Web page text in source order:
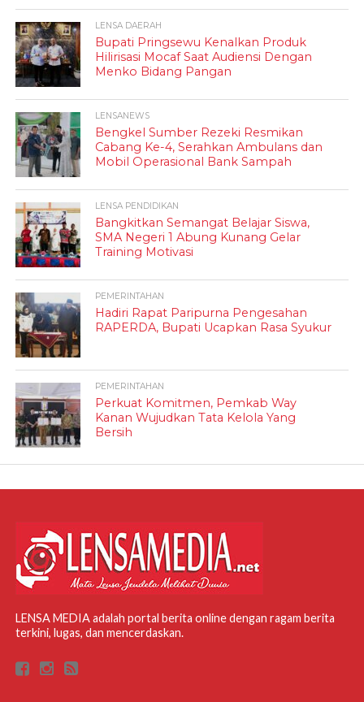
LENSA DAERAH
Bupati Pringsewu Kenalkan Produk
Hilirisasi Mocaf Saat Audiensi Dengan
Menko Bidang Pangan
LENSANEWS
Bengkel Sumber Rezeki Resmikan
Cabang Ke-4, Serahkan Ambulans dan
Mobil Operasional Bank Sampah
LENSA PENDIDIKAN
Bangkitkan Semangat Belajar Siswa,
SMA Negeri 1 Abung Kunang Gelar
Training Motivasi
PEMERINTAHAN
Hadiri Rapat Paripurna Pengesahan
RAPERDA, Bupati Ucapkan Rasa Syukur
PEMERINTAHAN
Perkuat Komitmen, Pemkab Way
Kanan Wujudkan Tata Kelola Yang
Bersih
LENSA MEDIA adalah portal berita online dengan ragam berita
terkini, lugas, dan mencerdaskan.